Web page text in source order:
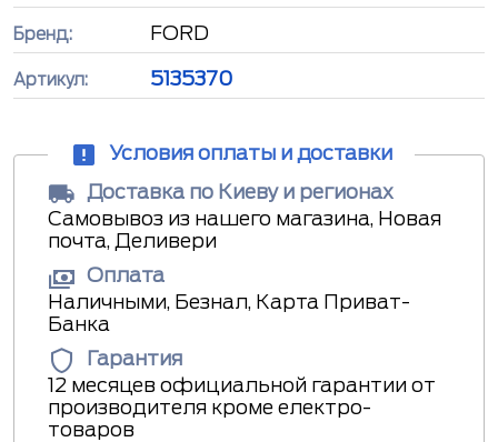
Бренд: FORD
Артикул: 5135370
Условия оплаты и доставки
Доставка по Киеву и регионах
Самовывоз из нашего магазина, Новая
почта, Деливери
Оплата
Наличными, Безнал, Карта Приват-
Банка
Гарантия
12 месяцев официальной гарантии от
производителя кроме електро-
товаров